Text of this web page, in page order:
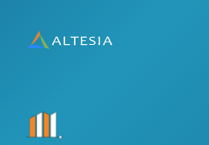
Altesia